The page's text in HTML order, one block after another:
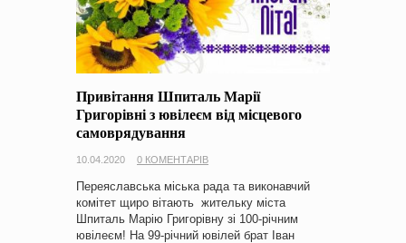
Привітання Шпиталь Марії
Григорівні з ювілеєм від місцевого
самоврядування
10.04.2020 0 КОМЕНТАРІВ
Переяславська міська рада та виконавчий
комітет щиро вітають жительку міста
Шпиталь Марію Григорівну зі 100-річним
ювілеєм! На 99-річний ювілей брат Іван